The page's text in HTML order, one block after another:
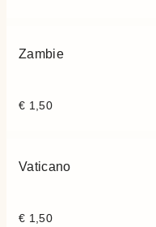
Zambie
€ 1,50
Vaticano
€ 1,50